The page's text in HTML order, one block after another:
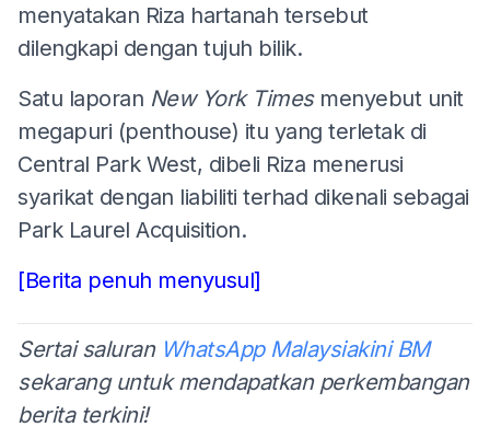
menyatakan Riza hartanah tersebut
dilengkapi dengan tujuh bilik.
Satu laporan New York Times menyebut unit
megapuri (penthouse) itu yang terletak di
Central Park West, dibeli Riza menerusi
syarikat dengan liabiliti terhad dikenali sebagai
Park Laurel Acquisition.
[Berita penuh menyusul]
Sertai saluran WhatsApp Malaysiakini BM
sekarang untuk mendapatkan perkembangan
berita terkini!